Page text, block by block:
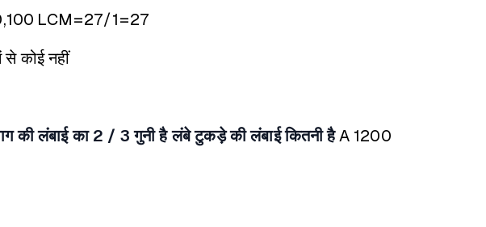
LCM=27/1=27
से कोई नहीं
की लंबाई का 2 / 3 गुनी है लंबे टुकड़े की लंबाई कितनी है A 1200